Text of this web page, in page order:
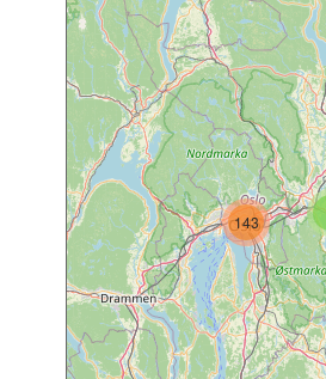
143